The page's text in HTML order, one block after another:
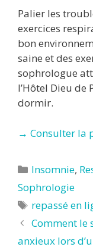
Palier les
exercices
bon
saine et des
sophrologue
l’Hôtel Dieu
dormir.
→ Consulter la
Catégories
Insomnie,
Sophrologie
Étiquettes
repassé en
Comment le
anxieux lors